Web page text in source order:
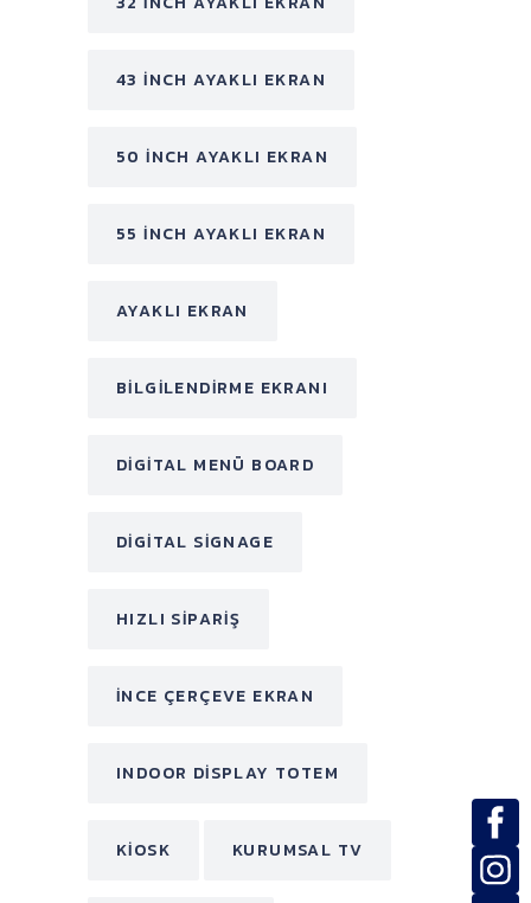
43 INCH AYAKLI EKRAN
50 INCH AYAKLI EKRAN
55 INCH AYAKLI EKRAN
AYAKLI EKRAN
BILGILENDIRME EKRANI
DIGITAL MENÜ BOARD
DIGITAL SIGNAGE
HIZLI SIPARIŞ
INCE ÇERÇEVE EKRAN
INDOOR DISPLAY TOTEM
KIOSK KURUMSAL TV